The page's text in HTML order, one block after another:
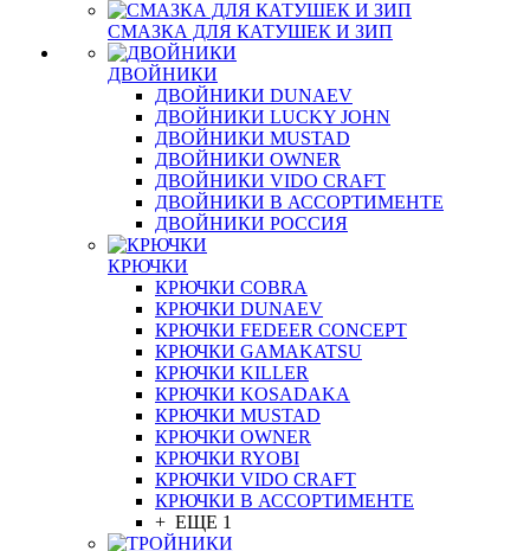
СМАЗКА ДЛЯ КАТУШЕК И ЗИП
ДВОЙНИКИ
ДВОЙНИКИ DUNAEV
ДВОЙНИКИ LUCKY JOHN
ДВОЙНИКИ MUSTAD
ДВОЙНИКИ OWNER
ДВОЙНИКИ VIDO CRAFT
ДВОЙНИКИ В АССОРТИМЕНТЕ
ДВОЙНИКИ РОССИЯ
КРЮЧКИ
КРЮЧКИ COBRA
КРЮЧКИ DUNAEV
КРЮЧКИ FEDEER CONCEPT
КРЮЧКИ GAMAKATSU
КРЮЧКИ KILLER
КРЮЧКИ KOSADAKA
КРЮЧКИ MUSTAD
КРЮЧКИ OWNER
КРЮЧКИ RYOBI
КРЮЧКИ VIDO CRAFT
КРЮЧКИ В АССОРТИМЕНТЕ
+ ЕЩЕ 1